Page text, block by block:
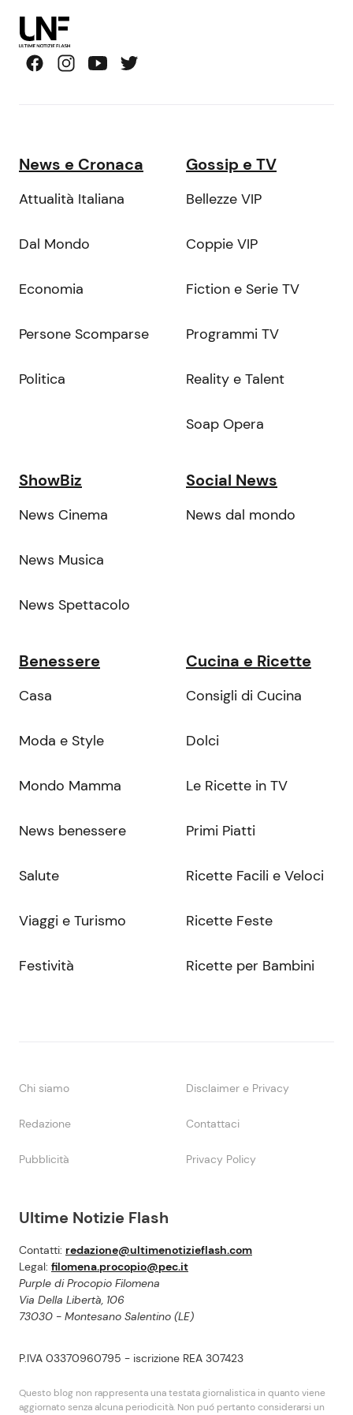
Ultime Notizie Flash
Contatti: redazione@ultimenotizieflash.com
Legal: filomena.procopio@pec.it
Purple di Procopio Filomena
Via Della Libertà, 106
73030 - Montesano Salentino (LE)
P.IVA 03370960795 - iscrizione REA 307423
Questo blog non rappresenta una testata giornalistica in quanto viene
aggiornato senza alcuna periodicità. Non puó pertanto considerarsi un
News e Cronaca
Attualità Italiana
Dal Mondo
Economia
Persone Scomparse
Politica
Gossip e TV
Bellezze VIP
Coppie VIP
Fiction e Serie TV
Programmi TV
Reality e Talent
Soap Opera
ShowBiz
News Cinema
News Musica
News Spettacolo
Social News
News dal mondo
Benessere
Casa
Moda e Style
Mondo Mamma
News benessere
Salute
Viaggi e Turismo
Festività
Cucina e Ricette
Consigli di Cucina
Dolci
Le Ricette in TV
Primi Piatti
Ricette Facili e Veloci
Ricette Feste
Ricette per Bambini
Chi siamo Disclaimer e Privacy
Redazione Contattaci
Pubblicità Privacy Policy